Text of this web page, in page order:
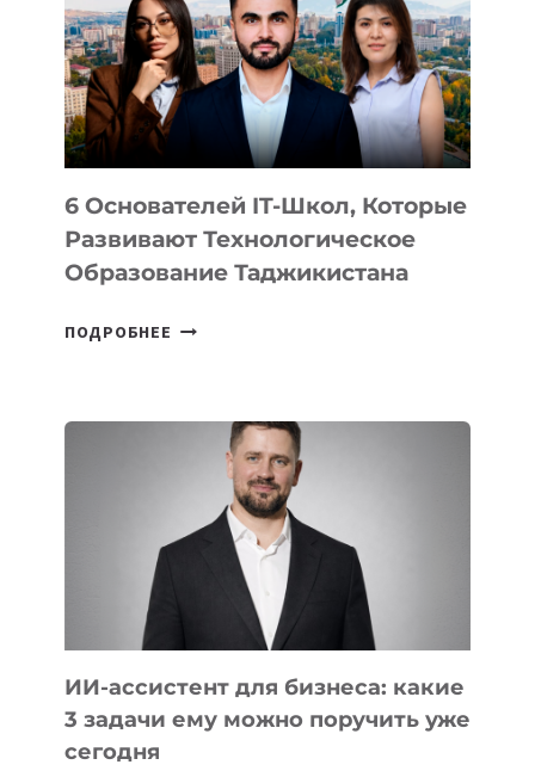
НОВОГО
УСТРОЙСТВА
ОТ
OPENAI
6 Основателей IT-Школ, Которые
Развивают Технологическое
Образование Таджикистана
ПОДРОБНЕЕ
КОТОРЫЕ
РАЗВИВАЮТ
ТЕХНОЛОГИЧЕСКОЕ
ОБРАЗОВАНИЕ
ТАДЖИКИСТАНА
ИИ-ассистент для бизнеса: какие
3 задачи ему можно поручить уже
сегодня